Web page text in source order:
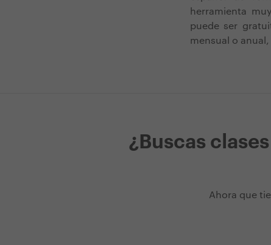
herramienta
puede ser
mensual o
¿Buscas
Ahora que